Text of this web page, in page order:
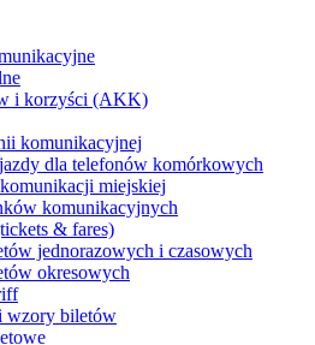
i korzyści (AKK)
komunikacyjnej
dla telefonów komórkowych
miejskiej
komunikacyjnych
& fares)
jednorazowych i czasowych
okresowych
wzory biletów